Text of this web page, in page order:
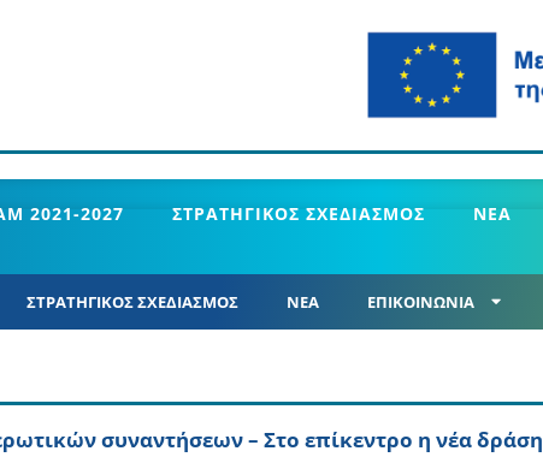
2021-2027 ΣΤΡΑΤΗΓΙΚΟΣ ΣΧΕΔΙΑΣΜΟΣ ΝΕΑ
ΣΤΡΑΤΗΓΙΚΟΣ ΣΧΕΔΙΑΣΜΟΣ ΝΕΑ ΕΠΙΚΟΙΝΩΝΙΑ
συναντήσεων – Στο επίκεντρο η νέα δράση